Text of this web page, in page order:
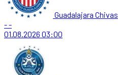
Guadalajara Chivas
--
01.08.2026 03:00